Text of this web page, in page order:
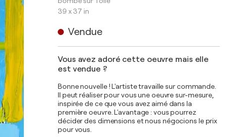
39 x 37 in
Vendue
Vous avez adoré cette oeuvre mais elle
est vendue ?
Bonne nouvelle ! L'artiste travaille sur commande.
Il peut réaliser pour vous une oeuvre sur-mesure,
inspirée de ce que vous avez aimé dans la
première oeuvre. L'avantage : vous pourrez
décider des dimensions et nous négocions le prix
pour vous.